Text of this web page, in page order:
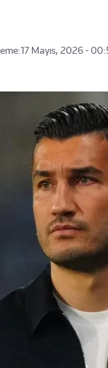
17 Mayıs, 2026 -